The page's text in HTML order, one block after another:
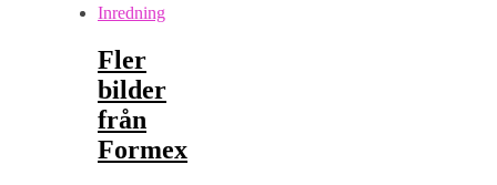
Inredning
Fler
bilder
från
Formex